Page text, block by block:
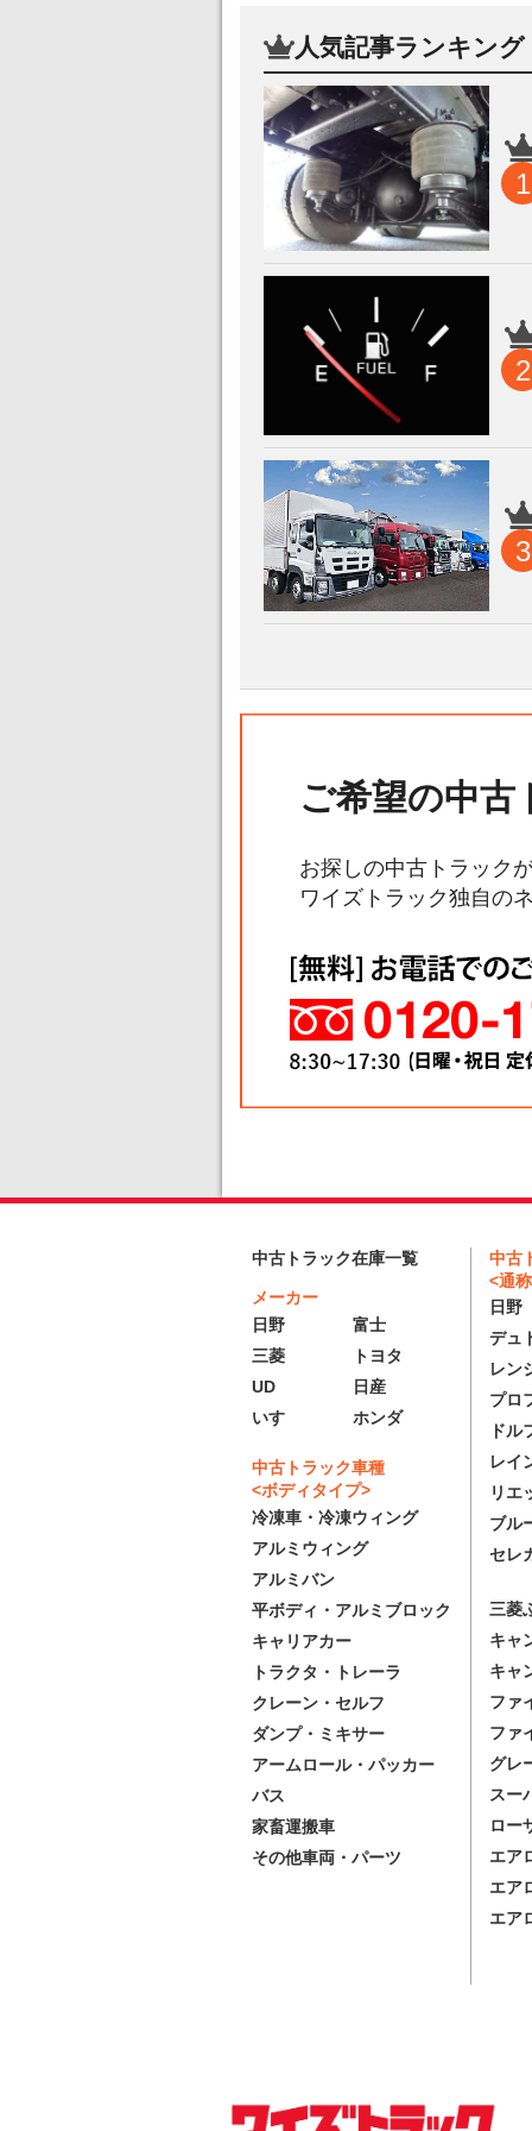
人気記事ランキング
1
2
3
ご希望の中
お探しの中古トラック
ワイズトラック独自の
中古トラック在庫一覧
メーカー
日野
富士
三菱
トヨタ
UD
日産
いすゞ
ホンダ
中古トラック車種
<ボディタイプ>
冷凍車・冷凍ウィング
アルミウィング
アルミバン
平ボディ・アルミブロック
キャリアカー
トラクタ・トレーラ
クレーン・セルフ
ダンプ・ミキサー
アームロール・パッカー
バス
家畜運搬車
その他車両・パーツ
中古
<通
日野
デュ
レン
プロ
ドル
レイ
リエ
ブル
セレ
三菱
キャ
キャ
ファ
ファ
グレ
スー
ロー
エア
エア
エア